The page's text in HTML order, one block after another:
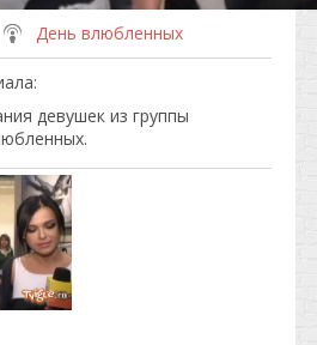
День влюбленных
:
девушек из группы